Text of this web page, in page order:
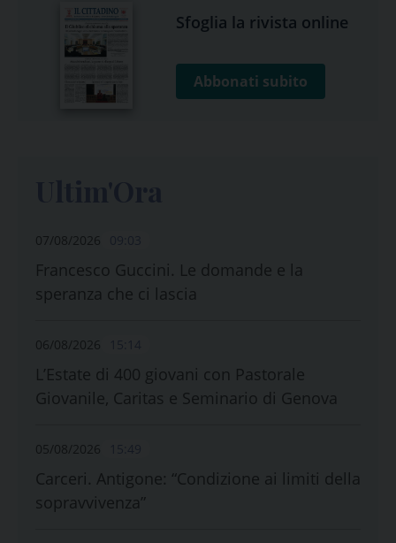
Sfoglia la rivista online
Abbonati subito
07/08/2026
Francesco Guccini. Le domande e la
speranza che ci lascia
06/08/2026
L’Estate di 400 giovani con Pastorale
Giovanile, Caritas e Seminario di Genova
05/08/2026
Carceri. Antigone: “Condizione ai limiti della
sopravvivenza”